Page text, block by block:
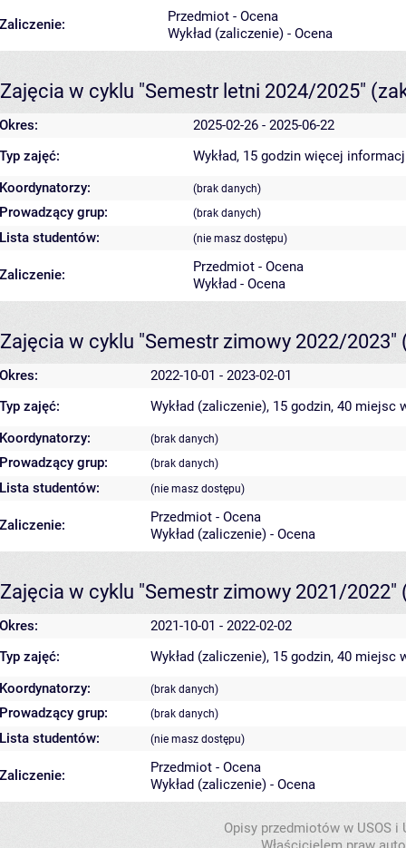
Zaliczenie:
Przedmiot - Ocena
Wykład (zaliczenie) - Ocena
Zajęcia w cyklu "Semestr letni 2024/2025"
Okres:
2025-02-26 - 2025-06-22
Typ zajęć:
Wykład, 15 godzin więcej
Koordynatorzy:
(brak danych)
Prowadzący grup: (brak danych)
Lista studentów: (nie masz dostępu)
Zaliczenie:
Przedmiot - Ocena
Wykład - Ocena
Zajęcia w cyklu "Semestr zimowy 2022/2023"
Okres:
2022-10-01 - 2023-02-01
Typ zajęć:
Wykład (zaliczenie), 15 godzin, 40 miejsc
Koordynatorzy:
(brak danych)
Prowadzący grup: (brak danych)
Lista studentów: (nie masz dostępu)
Zaliczenie:
Przedmiot - Ocena
Wykład (zaliczenie) - Ocena
Zajęcia w cyklu "Semestr zimowy 2021/2022"
Okres:
2021-10-01 - 2022-02-02
Typ zajęć:
Wykład (zaliczenie), 15 godzin, 40 miejsc
Koordynatorzy:
(brak danych)
Prowadzący grup: (brak danych)
Lista studentów: (nie masz dostępu)
Zaliczenie:
Przedmiot - Ocena
Wykład (zaliczenie) - Ocena
Opisy przedmiotów w USOS